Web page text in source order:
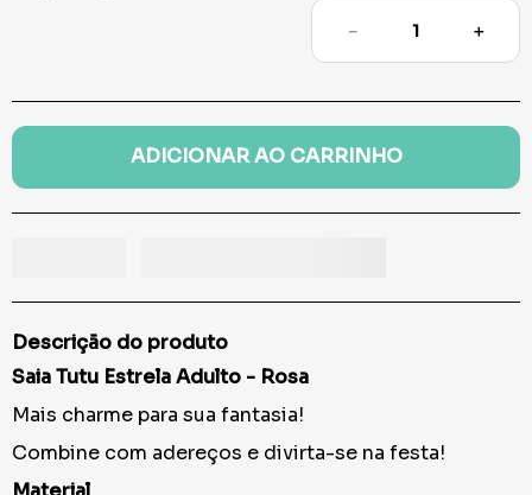
＋
－
ADICIONAR AO CARRINHO
Descrição do produto
Saia Tutu Estrela Adulto - Rosa
Mais charme para sua fantasia!
Combine com adereços e divirta-se na festa!